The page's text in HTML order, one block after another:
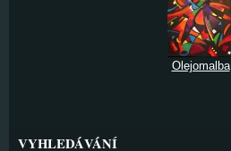
Olejomalba
VYHLEDÁVÁNÍ